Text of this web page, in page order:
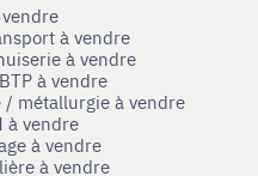
à vendre
à vendre
à vendre
métallurgie à vendre
à vendre
à vendre
à vendre